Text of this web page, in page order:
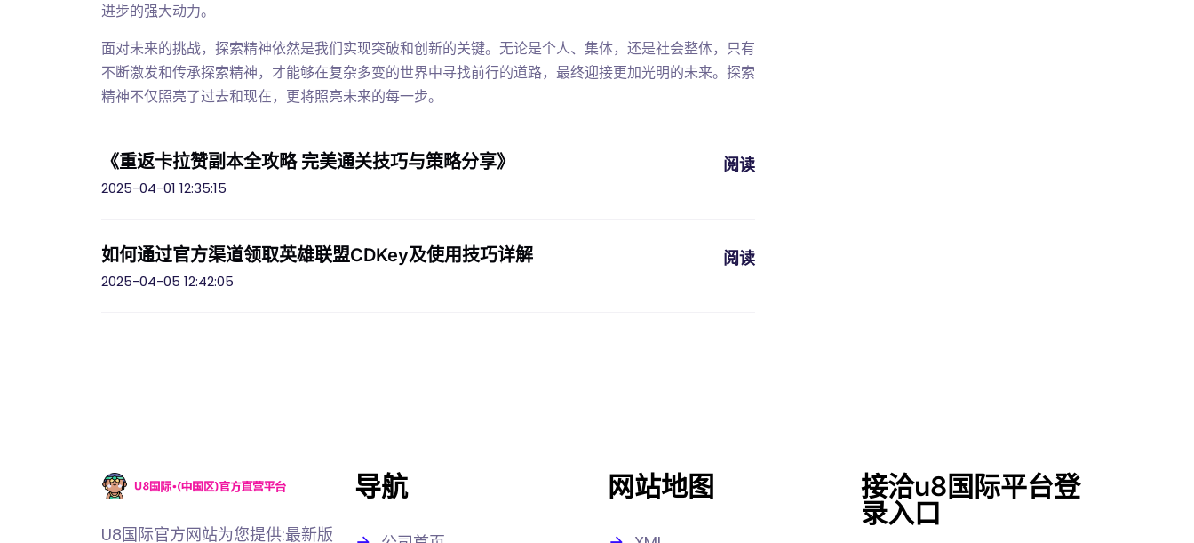
进步的强大动力。
面对未来的挑战，探索精神依然是我们实现突破和创新的关键。无论是个人、集体，还是社会整体，只有
不断激发和传承探索精神，才能够在复杂多变的世界中寻找前行的道路，最终迎接更加光明的未来。探索
精神不仅照亮了过去和现在，更将照亮未来的每一步。
《重返卡拉赞副本全攻略 完美通关技巧与策略分享》
2025-04-01 12:35:15
阅读
如何通过官方渠道领取英雄联盟CDKey及使用技巧详解
2025-04-05 12:42:05
阅读
U8国际官方网站为您提供:最新版
导航 网站地图
接洽u8国际平台登
录入口